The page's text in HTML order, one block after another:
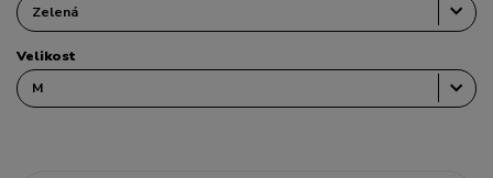
Velikost